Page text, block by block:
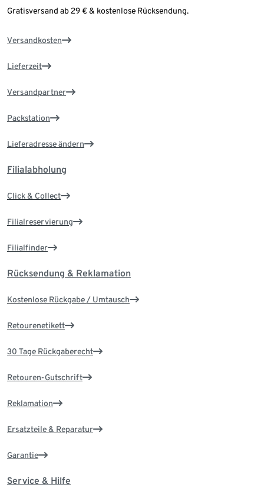
Gratisversand ab 29 € & kostenlose Rücksendung.
Versandkosten
Lieferzeit
Versandpartner
Packstation
Lieferadresse ändern
Filialabholung
Click & Collect
Filialreservierung
Filialfinder
Rücksendung & Reklamation
Kostenlose Rückgabe / Umtausch
Retourenetikett
30 Tage Rückgaberecht
Retouren-Gutschrift
Reklamation
Ersatzteile & Reparatur
Garantie
Service & Hilfe